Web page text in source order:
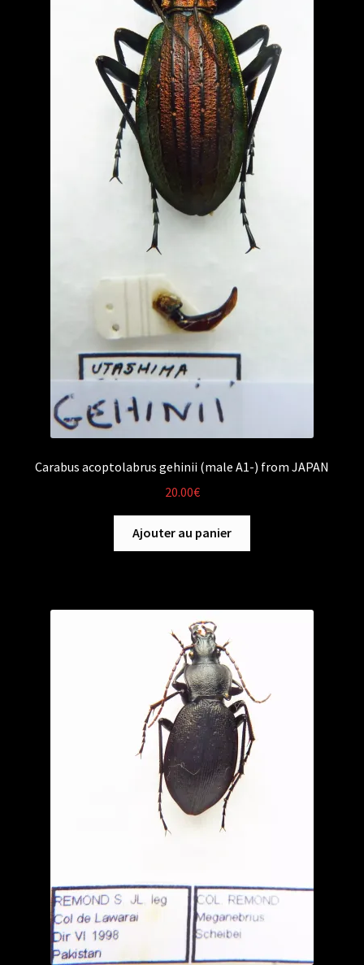
Carabus acoptolabrus gehinii (male A1-) from JAPAN
20.00€
Ajouter au panier